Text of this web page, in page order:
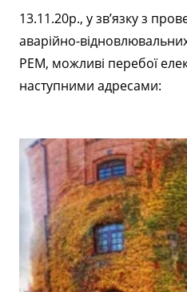
13.11.20р., у зв’язку з
аварійно-
РЕМ, можливі перебої
наступними адресами: